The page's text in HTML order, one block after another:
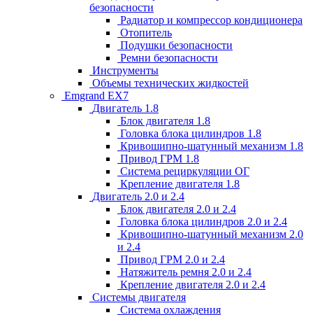
безопасности
Радиатор и компрессор кондиционера
Отопитель
Подушки безопасности
Ремни безопасности
Инструменты
Объемы технических жидкостей
Emgrand EX7
Двигатель 1.8
Блок двигателя 1.8
Головка блока цилиндров 1.8
Кривошипно-шатунный механизм 1.8
Привод ГРМ 1.8
Система рециркуляции ОГ
Крепление двигателя 1.8
Двигатель 2.0 и 2.4
Блок двигателя 2.0 и 2.4
Головка блока цилиндров 2.0 и 2.4
Кривошипно-шатунный механизм 2.0
и 2.4
Привод ГРМ 2.0 и 2.4
Натяжитель ремня 2.0 и 2.4
Крепление двигателя 2.0 и 2.4
Системы двигателя
Система охлаждения